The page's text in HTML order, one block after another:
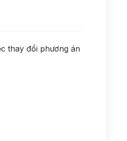
thay đổi phương án